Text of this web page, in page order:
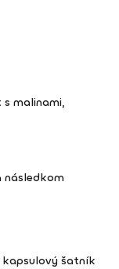
malinami,
následkom
šatník